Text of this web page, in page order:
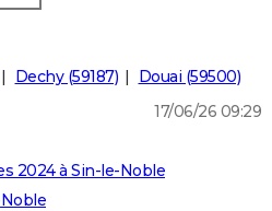
Dechy (59187)
Douai (59500)
17/06/26 09:29
2024 à Sin-le-Noble